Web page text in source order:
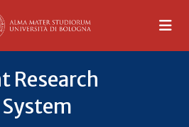
Research